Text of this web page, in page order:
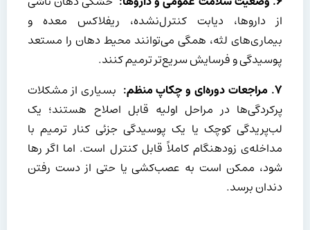
از داروها، دیابت کنترل‌نشده، ریفلاکس معده و
بیماری‌های لثه، همگی می‌توانند محیط دهان را مستعد
پوسیدگی و فرسایش سریع‌تر ترمیم کنند.
۷. مراجعات دوره‌ای و چکاپ منظم: بسیاری از مشکلات
پرکردگی‌ها در مراحل اولیه قابل اصلاح هستند؛ یک
لب‌پریدگی کوچک یا یک پوسیدگی جزئی کنار ترمیم با
مداخله‌ی زودهنگام کاملاً قابل کنترل است. اما اگر رها
شود، ممکن است به عصب‌کشی یا حتی از دست رفتن
دندان برسد.